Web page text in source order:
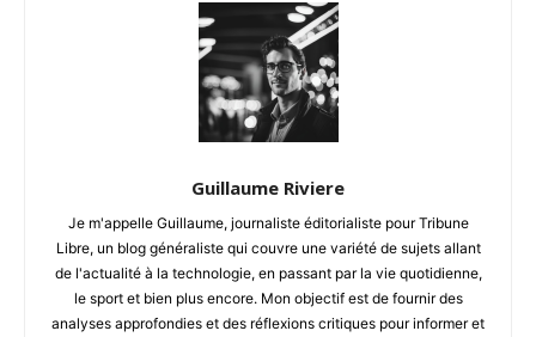
Guillaume Riviere
Je m'appelle Guillaume, journaliste éditorialiste pour Tribune
Libre, un blog généraliste qui couvre une variété de sujets allant
de l'actualité à la technologie, en passant par la vie quotidienne,
le sport et bien plus encore. Mon objectif est de fournir des
analyses approfondies et des réflexions critiques pour informer et